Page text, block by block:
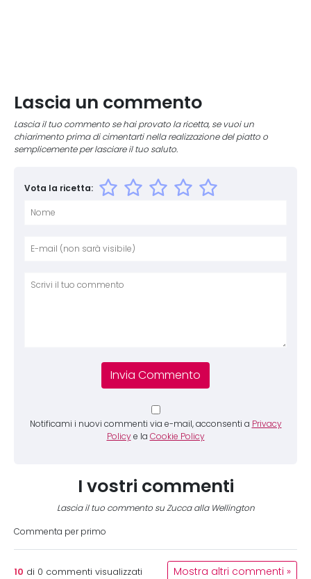
Lascia un commento
Lascia il tuo commento se hai provato la ricetta, se vuoi un
chiarimento prima di cimentarti nella realizzazione del piatto o
semplicemente per lasciare il tuo saluto.
Vota la ricetta:
Notificami i nuovi commenti via e-mail, acconsenti a Privacy
Policy e la Cookie Policy
I vostri commenti
Lascia il tuo commento su Zucca alla Wellington
Commenta per primo
10 di 0 commenti visualizzati Mostra altri commenti »